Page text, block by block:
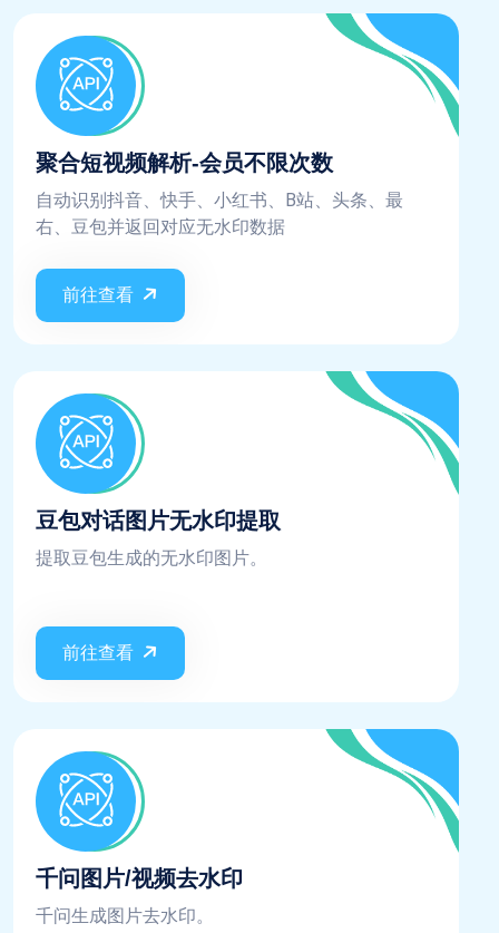
聚合短视频解析-会员不限次数
自动识别抖音、快手、小红书、B站、头条、最
右、豆包并返回对应无水印数据
前往查看
豆包对话图片无水印提取
提取豆包生成的无水印图片。
前往查看
千问图片/视频去水印
千问生成图片去水印。